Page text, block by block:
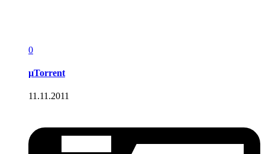
0
µTorrent
11.11.2011